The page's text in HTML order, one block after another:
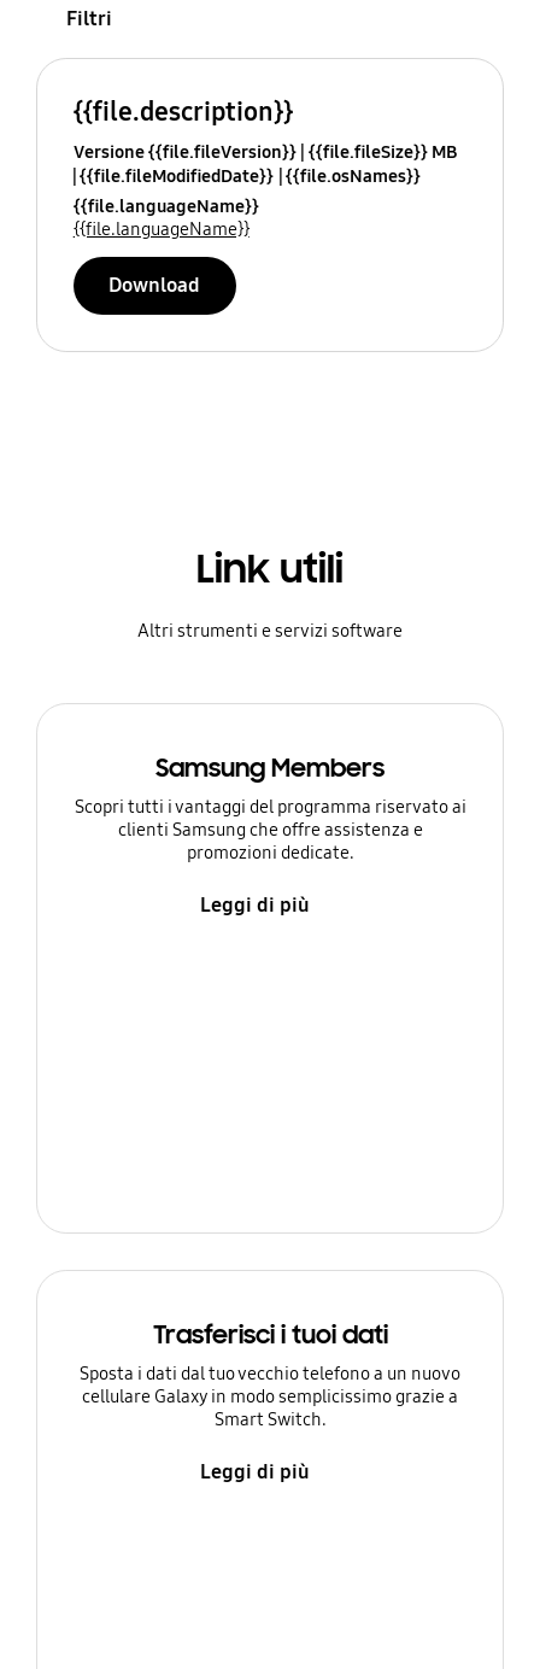
Filtri
{{file.description}}
Versione {{file.fileVersion}} {{file.fileSize}} MB
{{file.fileModifiedDate}} {{file.osNames}}
{{file.languageName}}
{{file.languageName}}
Download
Link utili
Altri strumenti e servizi software
Samsung Members
Scopri tutti i vantaggi del programma riservato ai
clienti Samsung che offre assistenza e
promozioni dedicate.
Leggi di più
Trasferisci i tuoi dati
Sposta i dati dal tuo vecchio telefono a un nuovo
cellulare Galaxy in modo semplicissimo grazie a
Smart Switch.
Leggi di più